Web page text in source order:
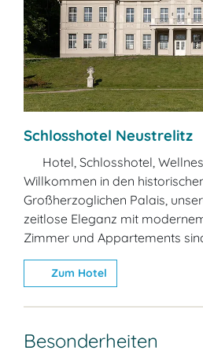
Schlosshotel Neustrelitz
Hotel, Schlosshotel,
Willkommen in den
Großherzoglichen Palais,
zeitlose Eleganz mit
Zimmer und Appartements
Zum Hotel
Besonderheiten